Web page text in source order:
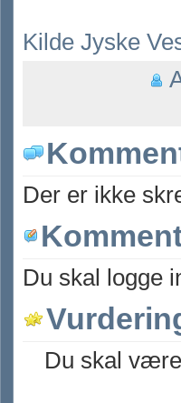
Kilde Jyske
Der er ikke
Du skal logge
Du skal